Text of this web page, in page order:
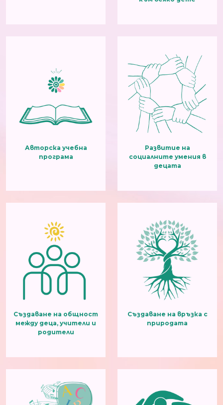
Авторска учебна
програма
Развитие на
социалните умения в
децата
Създаване на общност
между деца, учители и
родители
Създаване на връзка с
природата